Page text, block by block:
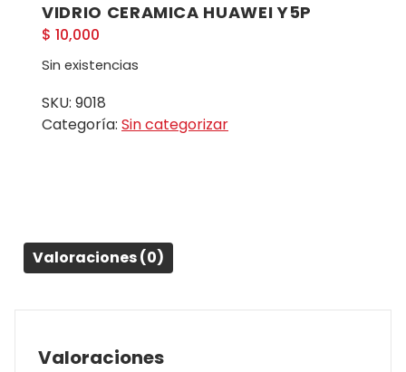
VIDRIO CERAMICA HUAWEI Y5P
$ 10,000
Sin existencias
SKU: 9018
Categoría: Sin categorizar
Valoraciones (0)
Valoraciones